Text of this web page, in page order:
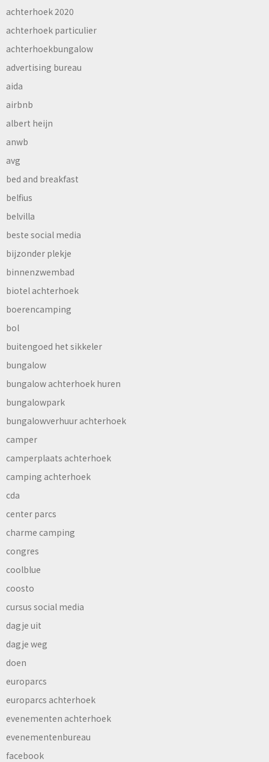
achterhoek 2020
achterhoek particulier
achterhoekbungalow
advertising bureau
aida
airbnb
albert heijn
anwb
avg
bed and breakfast
belfius
belvilla
beste social media
bijzonder plekje
binnenzwembad
biotel achterhoek
boerencamping
bol
buitengoed het sikkeler
bungalow
bungalow achterhoek huren
bungalowpark
bungalowverhuur achterhoek
camper
camperplaats achterhoek
camping achterhoek
cda
center parcs
charme camping
congres
coolblue
coosto
cursus social media
dagje uit
dagje weg
doen
europarcs
europarcs achterhoek
evenementen achterhoek
evenementenbureau
facebook